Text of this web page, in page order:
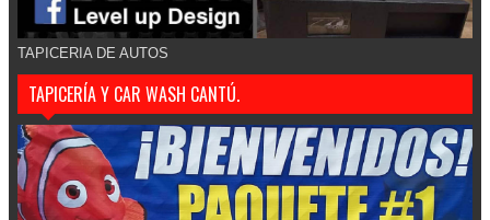
TAPICERIA DE AUTOS
TAPICERÍA Y CAR WASH CANTÚ.